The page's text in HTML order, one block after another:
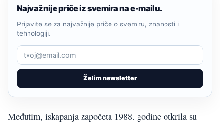
Najvažnije priče iz svemira na e-mailu.
Želim newsletter
Prijavite se za najvažnije priče o svemiru, znanosti i
tehnologiji.
Međutim, iskapanja započeta 1988. godine otkrila su